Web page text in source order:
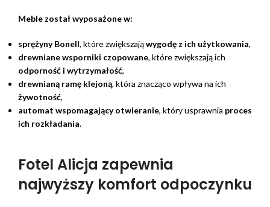
Meble został wyposażone w:
sprężyny Bonell, które zwiększająwygodę z ich użytkowania,
drewniane wsporniki czopowane, które zwiększają ich
odporność i wytrzymałość,
drewnianą ramę klejoną, która znacząco wpływa na ich
żywotność,
automat wspomagający otwieranie, który usprawnia proces
ich rozkładania.
Fotel Alicja zapewnia
najwyższy komfort odpoczynku